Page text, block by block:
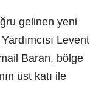
gelinen yeni
Levent
Baran, bölge
üst katı ile